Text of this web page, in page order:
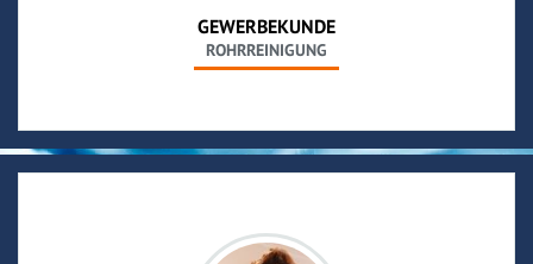
GEWERBEKUNDE
ROHRREINIGUNG